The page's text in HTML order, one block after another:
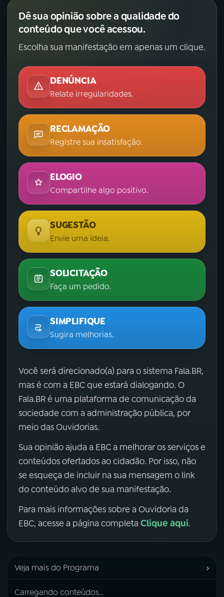
Dê sua opinião sobre a qualidade do
conteúdo que você acessou.
Escolha sua manifestação em apenas um clique.
DENÚNCIA
Relate irregularidades.
RECLAMAÇÃO
Registre sua insatisfação.
ELOGIO
Compartilhe algo positivo.
SUGESTÃO
Envie uma ideia.
SOLICITAÇÃO
Faça um pedido.
SIMPLIFIQUE
Sugira melhorias.
Você será direcionado(a) para o sistema Fala.BR,
mas é com a EBC que estará dialogando. O
Fala.BR é uma plataforma de comunicação da
sociedade com a administração pública, por
meio das Ouvidorias.
Sua opinião ajuda a EBC a melhorar os serviços e
conteúdos ofertados ao cidadão. Por isso, não
se esqueça de incluir na sua mensagem o link
do conteúdo alvo de sua manifestação.
Para mais informações sobre a Ouvidoria da
EBC, acesse a página completa Clique aqui.
Veja mais do Programa ›
Carregando conteúdos...